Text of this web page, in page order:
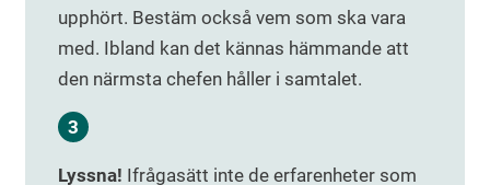
upphört. Bestäm också vem som ska vara
med. Ibland kan det kännas hämmande att
den närmsta chefen håller i samtalet.
Lyssna! Ifrågasätt inte de erfarenheter som